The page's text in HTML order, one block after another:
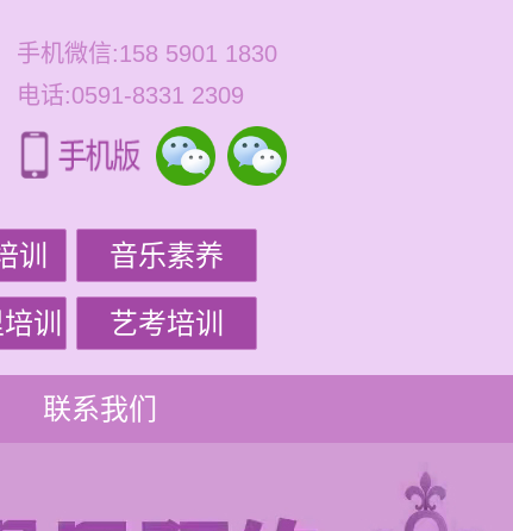
手机微信:158 5901 1830
电话:0591-8331 2309
训 音乐素养
训 艺考培训
联系我们